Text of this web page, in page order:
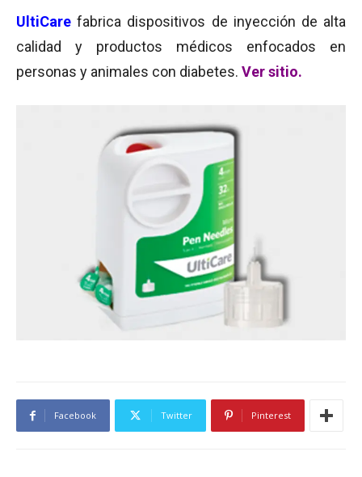
UltiCare fabrica dispositivos de inyección de alta
calidad y productos médicos enfocados en
personas y animales con diabetes. Ver sitio.
Facebook Twitter Pinterest